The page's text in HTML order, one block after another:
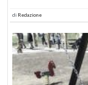
di Redazione